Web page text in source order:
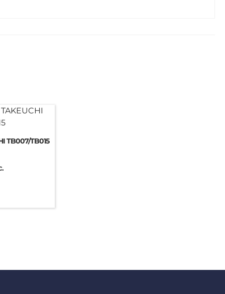
TB007/TB015